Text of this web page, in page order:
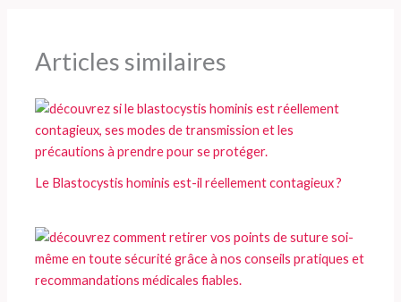
Articles similaires
Le Blastocystis hominis est-il réellement contagieux ?